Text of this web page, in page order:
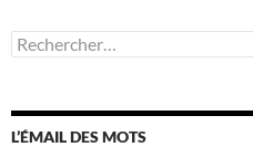
Rechercher :
L’ÉMAIL DES MOTS